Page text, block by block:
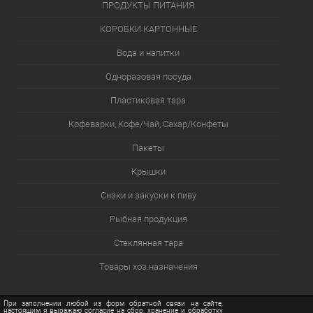
ПРОДУКТЫ ПИТАНИЯ
КОРОБКИ КАРТОННЫЕ
Вода и напитки
Одноразовая посуда
Пластиковая тара
Кофеварки, Кофе/Чай, Сахар/Конфеты
Пакеты
Крышки
Снэки и закуски к пиву
Рыбная продукция
Стеклянная тара
Товары хоз.назначения
При заполнении любой из форм обратной связи на сайте,
настоящим я выражаю согласие на сбор, хранение и обработку